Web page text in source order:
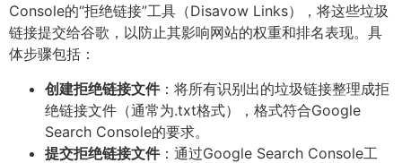
Console的“拒绝链接”工具（Disavow Links），将这些垃圾
链接提交给谷歌，以防止其影响网站的权重和排名表现。具
体步骤包括：
创建拒绝链接文件：将所有识别出的垃圾链接整理成拒
绝链接文件（通常为.txt格式），格式符合Google
Search Console的要求。
提交拒绝链接文件：通过Google Search Console工